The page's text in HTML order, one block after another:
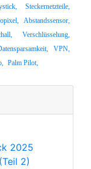
Steckernetzteile,
Abstandssensor,
Verschlüsselung,
VPN,
Palm Pilot,
2025
2)